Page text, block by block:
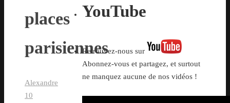
places
parisiennes
Alexandre
10
YouTube
Retrouvez-nous sur
Abonnez-vous et partagez, et surtout
ne manquez aucune de nos vidéos !